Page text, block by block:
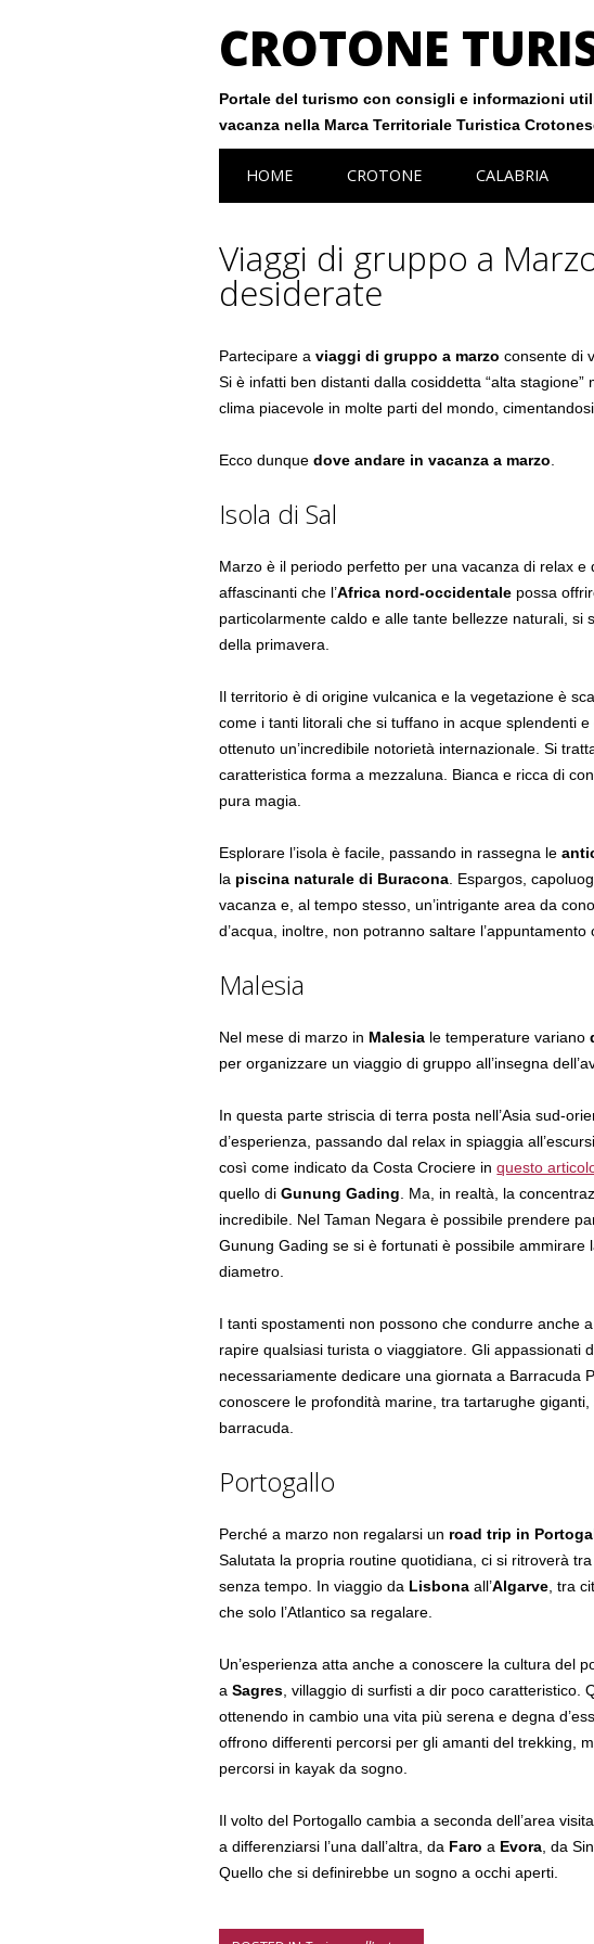
CROTONE
Portale del turismo con consigli e informazioni
vacanza nella Marca Territoriale Turistica
Main menu
HOME CROTONE CALABRIA
Viaggi di gruppo a
desiderate
Partecipare aviaggi di gruppo a marzo consente di
Si è infatti ben distanti dalla cosiddetta “alta
clima piacevole in molte parti del mondo,
Ecco dunquedove andare in vacanza a marzo
Isola di Sal
Marzo è il periodo perfetto per una vacanza di relax e
affascinanti che l’Africa nord-occidentale possa
particolarmente caldo e alle tante bellezze naturali, si
della primavera.
Il territorio è di origine vulcanica e la vegetazione è
come i tanti litorali che si tuffano in acque splendenti
ottenuto un’incredibile notorietà internazionale. Si
caratteristica forma a mezzaluna. Bianca e ricca di
pura magia.
Esplorare l’isola è facile, passando in rassegna le
la piscina naturale di Buracona . Espargos,
vacanza e, al tempo stesso, un’intrigante area da
d’acqua, inoltre, non potranno saltare
Malesia
Nel mese di marzo in Malesia le temperature variano
per organizzare un viaggio di gruppo all’insegna
In questa parte striscia di terra posta nell’Asia sud-
d’esperienza, passando dal relax in spiaggia
così come indicato da Costa Crociere inquesto
quello diGunung Gading . Ma, in realtà, la
incredibile. Nel Taman Negara è possibile prendere
Gunung Gading se si è fortunati è possibile
diametro.
I tanti spostamenti non possono che condurre anche
rapire qualsiasi turista o viaggiatore. Gli appassionati
necessariamente dedicare una giornata a Barracuda
conoscere le profondità marine, tra tartarughe
barracuda.
Portogallo
Perché a marzo non regalarsi un road trip in
Salutata la propria routine quotidiana, ci si ritroverà
senza tempo. In viaggio da Lisbona all’Algarve , tra
che solo l’Atlantico sa regalare.
Un’esperienza atta anche a conoscere la cultura del
aSagres , villaggio di surfisti a dir poco caratteristico.
ottenendo in cambio una vita più serena e degna
offrono differenti percorsi per gli amanti del trekking,
percorsi in kayak da sogno.
Il volto del Portogallo cambia a seconda dell’area
a differenziarsi l’una dall’altra, da Faro a Evora , da
Quello che si definirebbe un sogno a occhi aperti.